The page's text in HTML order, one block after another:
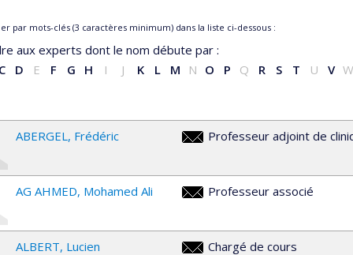
par mots-clés (3 caractères minimum) dans la liste ci-dessous :
aux experts dont le nom débute par :
D E F G H I J K L M N O P Q R S T U V W
ABERGEL Frédéric
Professeur adjoint de
AG AHMED Mohamed Ali
Professeur associé
ALBERT Lucien
Chargé de cours